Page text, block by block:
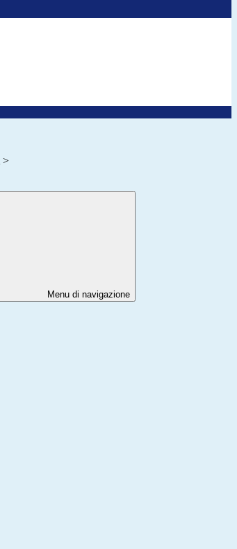
>
Menu di navigazione